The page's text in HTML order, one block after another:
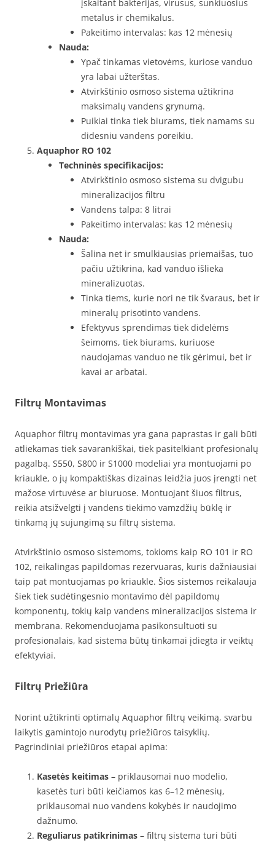
įskaitant bakterijas, virusus, sunkiuosius
metalus ir chemikalus.
Pakeitimo intervalas: kas 12 mėnesių
Nauda:
Ypač tinkamas vietovėms, kuriose vanduo
yra labai užterštas.
Atvirkštinio osmoso sistema užtikrina
maksimalų vandens grynumą.
Puikiai tinka tiek biurams, tiek namams su
didesniu vandens poreikiu.
Aquaphor RO 102
Techninės specifikacijos:
Atvirkštinio osmoso sistema su dvigubu
mineralizacijos filtru
Vandens talpa: 8 litrai
Pakeitimo intervalas: kas 12 mėnesių
Nauda:
Šalina net ir smulkiausias priemaišas, tuo
pačiu užtikrina, kad vanduo išlieka
mineralizuotas.
Tinka tiems, kurie nori ne tik švaraus, bet ir
mineralų prisotinto vandens.
Efektyvus sprendimas tiek didelėms
šeimoms, tiek biurams, kuriuose
naudojamas vanduo ne tik gėrimui, bet ir
kavai ar arbatai.
Filtrų Montavimas
Aquaphor filtrų montavimas yra gana paprastas ir gali būti
atliekamas tiek savarankiškai, tiek pasitelkiant profesionalų
pagalbą. S550, S800 ir S1000 modeliai yra montuojami po
kriaukle, o jų kompaktiškas dizainas leidžia juos įrengti net
mažose virtuvėse ar biuruose. Montuojant šiuos filtrus,
reikia atsižvelgti į vandens tiekimo vamzdžių būklę ir
tinkamą jų sujungimą su filtrų sistema.
Atvirkštinio osmoso sistemoms, tokioms kaip RO 101 ir RO
102, reikalingas papildomas rezervuaras, kuris dažniausiai
taip pat montuojamas po kriaukle. Šios sistemos reikalauja
šiek tiek sudėtingesnio montavimo dėl papildomų
komponentų, tokių kaip vandens mineralizacijos sistema ir
membrana. Rekomenduojama pasikonsultuoti su
profesionalais, kad sistema būtų tinkamai įdiegta ir veiktų
efektyviai.
Filtrų Priežiūra
Norint užtikrinti optimalų Aquaphor filtrų veikimą, svarbu
laikytis gamintojo nurodytų priežiūros taisyklių.
Pagrindiniai priežiūros etapai apima:
Kasetės keitimas – priklausomai nuo modelio,
kasetės turi būti keičiamos kas 6–12 mėnesių,
priklausomai nuo vandens kokybės ir naudojimo
dažnumo.
Reguliarus patikrinimas – filtrų sistema turi būti